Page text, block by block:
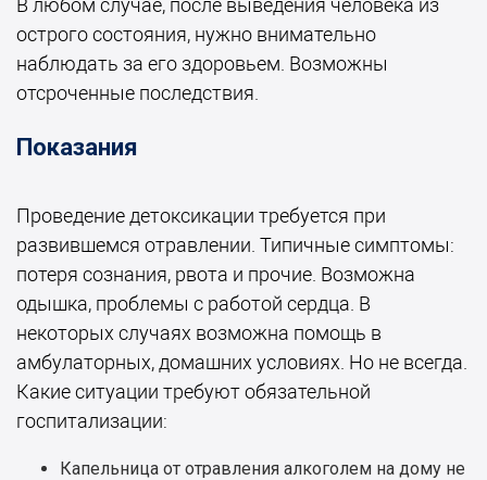
острого состояния, нужно внимательно
наблюдать за его здоровьем. Возможны
отсроченные последствия.
Показания
Проведение детоксикации требуется при
развившемся отравлении. Типичные симптомы:
потеря сознания, рвота и прочие. Возможна
одышка, проблемы с работой сердца. В
некоторых случаях возможна помощь в
амбулаторных, домашних условиях. Но не всегда.
Какие ситуации требуют обязательной
госпитализации:
Капельница от отравления алкоголем на дому не